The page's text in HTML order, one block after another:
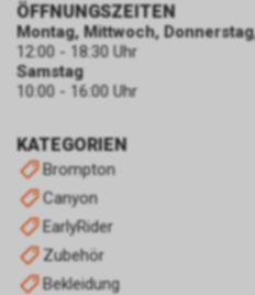
KATEGORIEN
Brompton
Canyon
EarlyRider
Zubehör
Bekleidung
ÖFFNUNGSZEITEN
Montag, Mittwoch,
12:00 - 18:30 Uhr
Samstag
10:00 - 16:00 Uhr